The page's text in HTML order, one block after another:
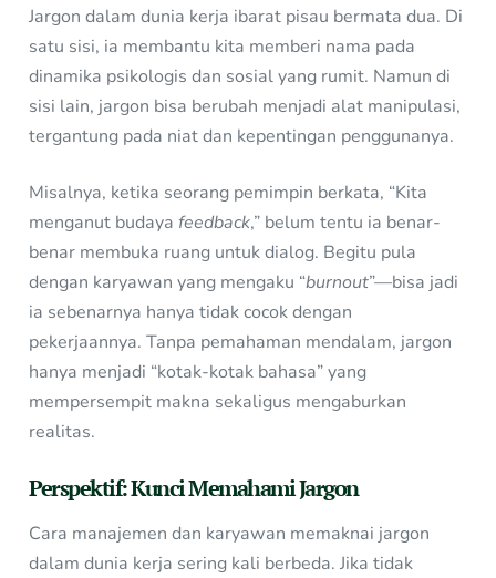
Jargon dalam dunia kerja ibarat pisau bermata dua. Di
satu sisi, ia membantu kita memberi nama pada
dinamika psikologis dan sosial yang rumit. Namun di
sisi lain, jargon bisa berubah menjadi alat manipulasi,
tergantung pada niat dan kepentingan penggunanya.
Misalnya, ketika seorang pemimpin berkata, “Kita
menganut budayafeedback,” belum tentu ia benar-
benar membuka ruang untuk dialog. Begitu pula
dengan karyawan yang mengaku “burnout”—bisa jadi
ia sebenarnya hanya tidak cocok dengan
pekerjaannya. Tanpa pemahaman mendalam, jargon
hanya menjadi “kotak-kotak bahasa” yang
mempersempit makna sekaligus mengaburkan
realitas.
Perspektif: Kunci Memahami Jargon
Cara manajemen dan karyawan memaknai jargon
dalam dunia kerja sering kali berbeda. Jika tidak